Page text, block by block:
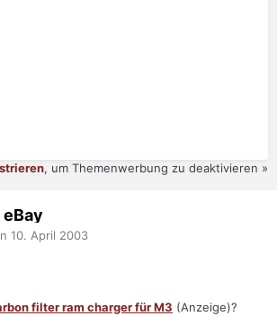
, um Themenwerbung zu deaktivieren »
10. April 2003
filter ram charger für M3 (Anzeige)?